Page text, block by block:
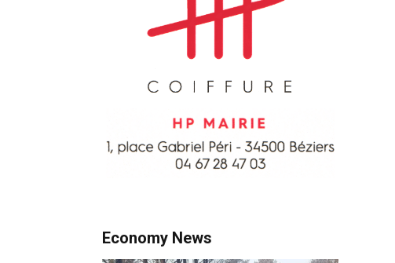
Economy News